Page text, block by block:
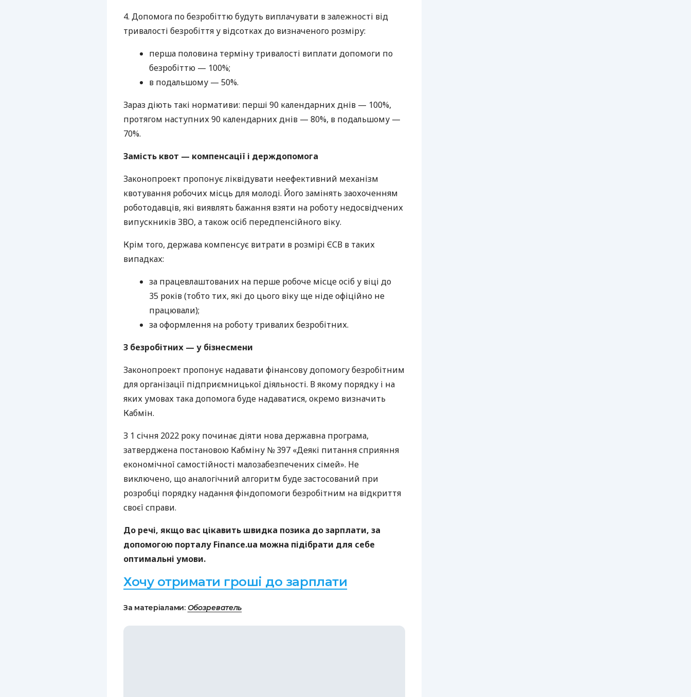
4. Допомога по безробіттю будуть виплачувати в залежності від
тривалості безробіття у відсотках до визначеного розміру:
перша половина терміну тривалості виплати допомоги по
безробіттю — 100%;
в подальшому — 50%.
Зараз діють такі нормативи: перші 90 календарних днів — 100%,
протягом наступних 90 календарних днів — 80%, в подальшому —
70%.
Замість квот — компенсації і держдопомога
Законопроект пропонує ліквідувати неефективний механізм
квотування робочих місць для молоді. Його замінять заохоченням
роботодавців, які виявлять бажання взяти на роботу недосвідчених
випускниківЗВО, а також осіб передпенсійного віку.
Крім того, держава компенсує витрати в розмірі ЄСВ в таких
випадках:
за працевлаштованих на перше робоче місце осіб у віці до
35 років (тобто тих, які до цього віку ще ніде офіційно не
працювали);
за оформлення на роботу тривалих безробітних.
З безробітних — у бізнесмени
Законопроект пропонує надавати фінансову допомогу безробітним
для організації підприємницької діяльності. В якому порядку і на
яких умовах така допомога буде надаватися, окремо визначить
Кабмін.
З 1 січня 2022 року починає діяти нова державна програма,
затверджена постановою Кабміну № 397 «Деякі питання сприяння
економічної самостійності малозабезпечених сімей». Не
виключено, що аналогічний алгоритм буде застосований при
розробці порядку надання фіндопомоги безробітним на відкриття
своєї справи.
До речі, якщо вас цікавить швидка позика до зарплати, за
допомогою порталу Finance.ua можна підібрати для себе
оптимальні умови.
Хочу отримати гроші до зарплати
За матеріалами: Обозреватель